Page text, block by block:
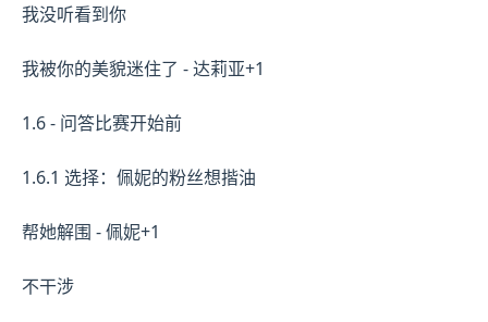
我没听看到你
我被你的美貌迷住了 - 达莉亚+1
1.6 - 问答比赛开始前
1.6.1 选择：佩妮的粉丝想揩油
帮她解围 - 佩妮+1
不干涉